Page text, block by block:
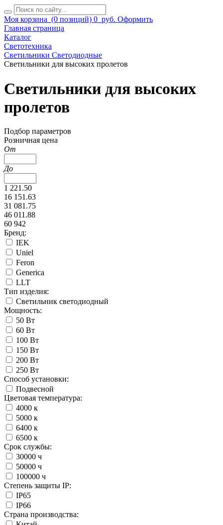
Моя корзина (0 позиций) 0 руб. Оформить
Главная страница
Каталог
Светотехника
Светильники Светодиодные
Светильники для высоких пролетов
Светильники для высоких
пролетов
Подбор параметров
Розничная цена
От
До
1 221.50
16 151.63
31 081.75
46 011.88
60 942
Бренд:
IEK
Uniel
Feron
Generica
LLT
Тип изделия:
Светильник светодиодный
Мощность:
50 Вт
60 Вт
100 Вт
150 Вт
200 Вт
250 Вт
Способ установки:
Подвесной
Цветовая температура:
4000 к
5000 к
6400 к
6500 к
Срок службы:
30000 ч
50000 ч
100000 ч
Степень защиты IP:
IP65
IP66
Страна производства: